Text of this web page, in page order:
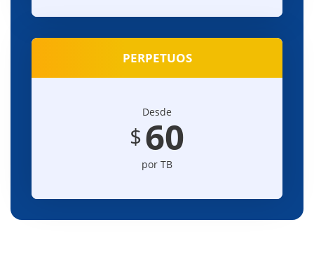
PERPETUOS
Desde
$60
por TB